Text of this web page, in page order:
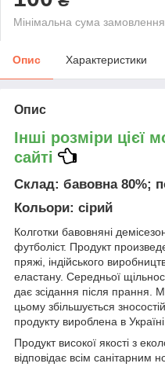
Мінімальна сума
Опис Характеристики
Опис
Інші розміри цієї
сайті
Склад: бавовна 80%;
Кольори: сірий
Колготки бавовняні
футболіст. Продукт
пряжі, індійського
еластану. Середньої
дає зсідання після прання.
цьому збільшується
продукту вироблена в Україні.
Продукт високої якості з
відповідає всім санітарним